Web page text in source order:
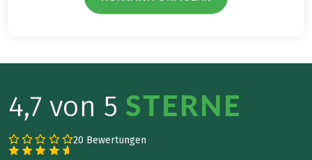
4,7 von 5 STERNE
20 Bewertungen